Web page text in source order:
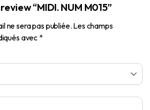
“MIDI. NUM M015”
ne sera pas publiée. Les champs
avec *